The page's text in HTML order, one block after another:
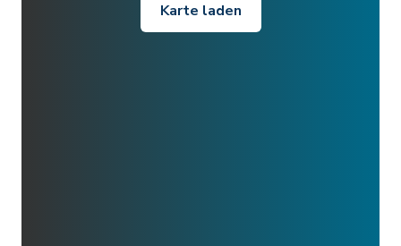
Karte laden